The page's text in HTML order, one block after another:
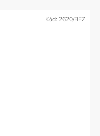
Kód: 2620/BEZ